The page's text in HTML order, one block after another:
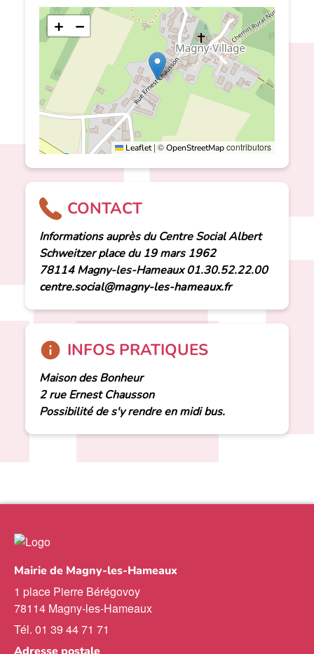
+ −
Leaflet | ©OpenStreetMapcontributors
CONTACT
Informations auprès du Centre Social Albert
Schweitzer place du 19 mars 1962
78114 Magny-les-Hameaux 01.30.52.22.00
centre.social@magny-les-hameaux.fr
INFOS PRATIQUES
Maison des Bonheur
2 rue Ernest Chausson
Possibilité de s'y rendre en midi bus.
Mairie de Magny-les-Hameaux
1 place Pierre Bérégovoy
78114 Magny-les-Hameaux
Tél. 01 39 44 71 71